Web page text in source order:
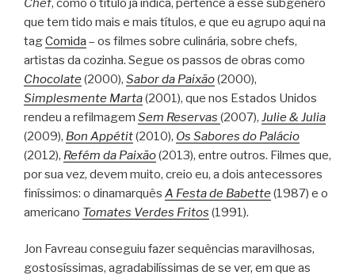
Chef, como o título já indica, pertence a esse subgênero
que tem tido mais e mais títulos, e que eu agrupo aqui na
tagComida – os filmes sobre culinária, sobre chefs,
artistas da cozinha. Segue os passos de obras como
Chocolate(2000), Sabor da Paixão(2000),
Simplesmente Marta(2001), que nos Estados Unidos
rendeu a refilmagem Sem Reservas (2007), Julie & Julia
(2009), Bon Appétit(2010), Os Sabores do Palácio
(2012), Refém da Paixão(2013), entre outros. Filmes que,
por sua vez, devem muito, creio eu, a dois antecessores
finíssimos: o dinamarquês A Festa de Babette(1987) e o
americano Tomates Verdes Fritos (1991).
Jon Favreau conseguiu fazer sequências maravilhosas,
gostosíssimas, agradabilíssimas de se ver, em que as